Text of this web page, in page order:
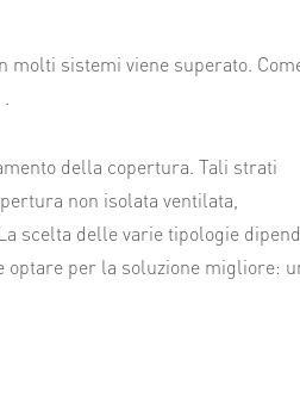
molti sistemi viene superato.
della copertura. Tali strati
non isolata ventilata,
scelta delle varie tipologie
optare per la soluzione migliore: